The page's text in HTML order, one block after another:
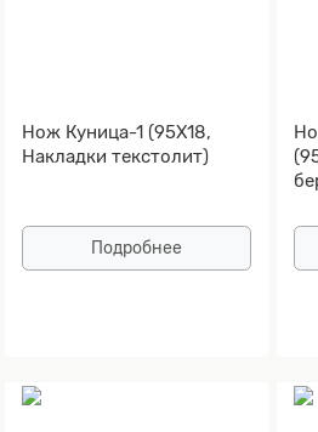
Нож Куница-1 (95Х18,
Накладки текстолит)
Подробнее